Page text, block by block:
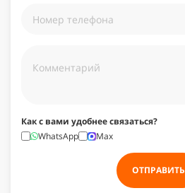
Как с вами удобнее связаться?
WhatsApp
Max
ОТПРАВИТЬ